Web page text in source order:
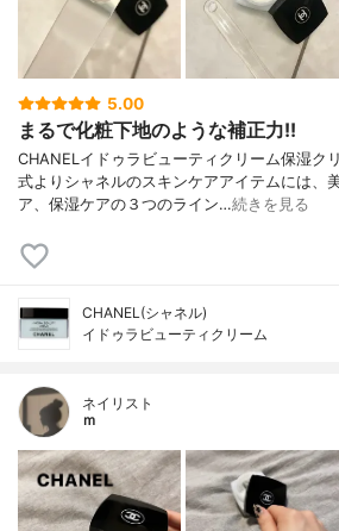
5.00
まるで化粧下地のような補正力!!
CHANELイドゥラビューティクリーム保湿ク
式よりシャネルのスキンケアアイテムには、
ア、保湿ケアの３つのライン…続きを見る
CHANEL(シャネル)
イドゥラビューティクリーム
ネイリスト
ｍ